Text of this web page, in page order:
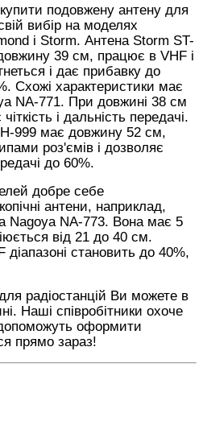
подовжену антену для
вибір на моделях
і Storm. Антена Storm ST-
39 см, працює в VHF і
і дає прибавку до
Схожі характеристики має
NA-771. При довжині 38 см
і дальність передачі.
999 має довжину 52 см,
роз'ємів і дозволяє
до 60%.
добре себе
антени, наприклад,
Nagoya NA-773. Вона має 5
від 21 до 40 см.
діапазоні становить до 40%,
радіостанцій Ви можете в
Наші співробітники охоче
оформити
прямо зараз!